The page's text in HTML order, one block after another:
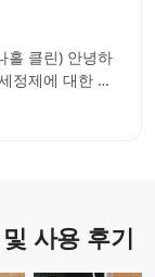
홀 클린) 안녕하
정제에 대한 리
이즈씨의 소취
. 두 상품의 크기
사용 후기